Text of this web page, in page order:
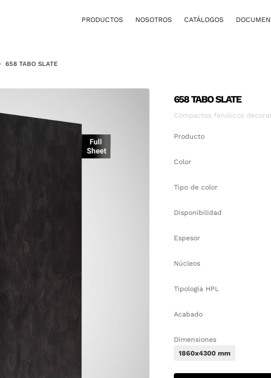
PRODUCTOS NOSOTROS CATÁLOGOS
658 TABO SLATE
658 TABO SLATE
Compactos fenólicos
Producto
Color
Tipo de color
Disponibilidad
Espesor
Núcleos
Tipología HPL
Acabado
Dimensiones
1860x4300 mm